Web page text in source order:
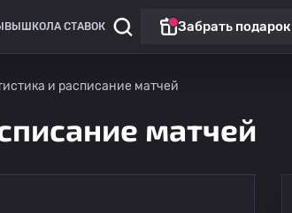
ШКОЛА СТАВОК Забрать подарок
и расписание матчей
матчей